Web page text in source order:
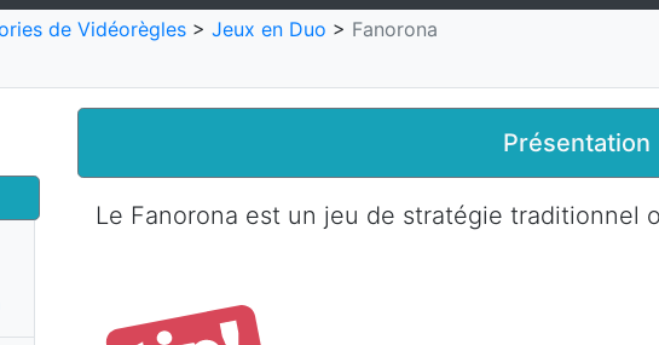
de Vidéorègles > Jeux en Duo > Fanorona
Présentation
Le Fanorona est un jeu de stratégie traditionnel